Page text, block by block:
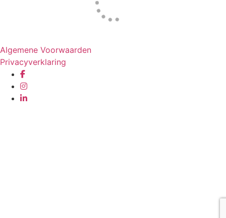
Algemene Voorwaarden
Privacyverklaring